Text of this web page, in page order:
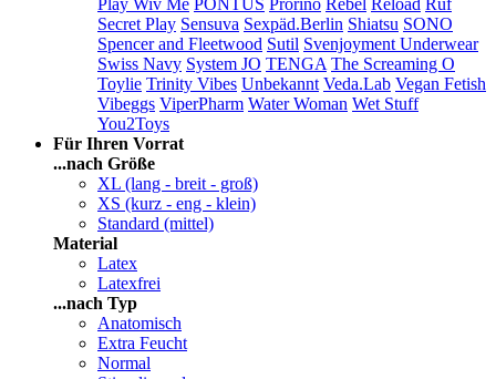
Play Wiv Me PONTUS Prorino Rebel Reload Ruf
Secret Play Sensuva Sexpäd.Berlin Shiatsu SONO
Spencer and Fleetwood Sutil Svenjoyment Underwear
Swiss Navy System JO TENGA The Screaming O
Toylie Trinity Vibes Unbekannt Veda.Lab Vegan Fetish
Vibeggs ViperPharm Water Woman Wet Stuff
You2Toys
Für Ihren Vorrat
...nach Größe
XL (lang - breit - groß)
XS (kurz - eng - klein)
Standard (mittel)
Material
Latex
Latexfrei
...nach Typ
Anatomisch
Extra Feucht
Normal